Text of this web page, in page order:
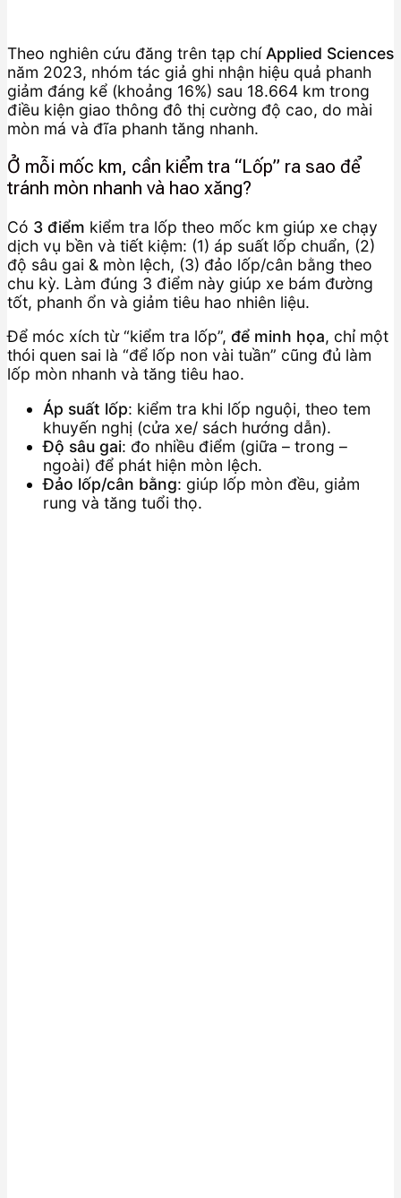
Theo nghiên cứu đăng trên tạp chí Applied Sciences
năm 2023, nhóm tác giả ghi nhận hiệu quả phanh
giảm đáng kể (khoảng 16%) sau 18.664 km trong
điều kiện giao thông đô thị cường độ cao, do mài
mòn má và đĩa phanh tăng nhanh.
Ở mỗi mốc km, cần kiểm tra “Lốp” ra sao để
tránh mòn nhanh và hao xăng?
Có 3 điểm kiểm tra lốp theo mốc km giúp xe chạy
dịch vụ bền và tiết kiệm: (1) áp suất lốp chuẩn, (2)
độ sâu gai & mòn lệch, (3) đảo lốp/cân bằng theo
chu kỳ. Làm đúng 3 điểm này giúp xe bám đường
tốt, phanh ổn và giảm tiêu hao nhiên liệu.
Để móc xích từ “kiểm tra lốp”, để minh họa, chỉ một
thói quen sai là “để lốp non vài tuần” cũng đủ làm
lốp mòn nhanh và tăng tiêu hao.
Áp suất lốp: kiểm tra khi lốp nguội, theo tem
khuyến nghị (cửa xe/ sách hướng dẫn).
Độ sâu gai: đo nhiều điểm (giữa – trong –
ngoài) để phát hiện mòn lệch.
Đảo lốp/cân bằng: giúp lốp mòn đều, giảm
rung và tăng tuổi thọ.